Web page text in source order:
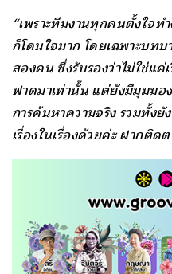
“เพราะทีมงานทุกคนตั้งใจท
ก็โดนใจมาก โดยเฉพาะบท
สองคน ซึ่งรับรองว่าไม่ใช่แ
ฟาดมาเท่านั้น แต่ยังมีมุมมอ
การค้นหาความจริง รวมทั้ง
เรื่องในเรื่องด้วยค่ะ ฝากติด